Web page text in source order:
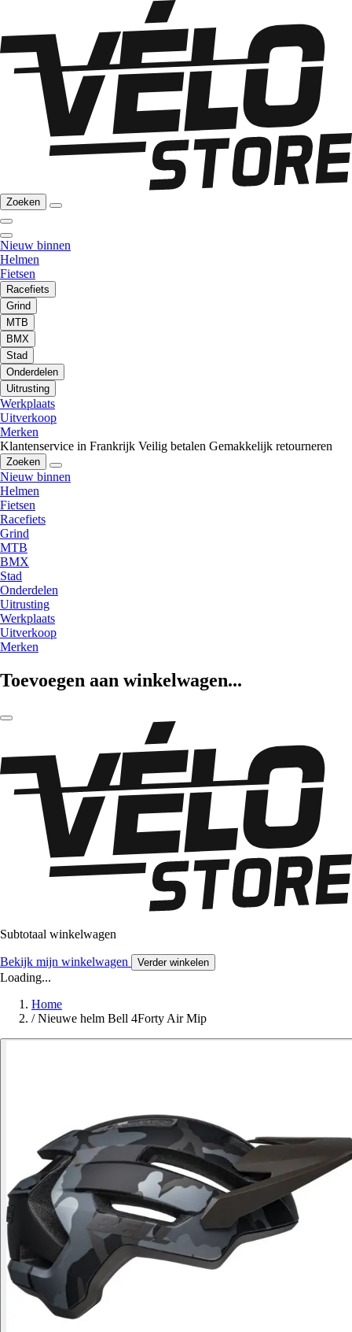
Zoeken
Nieuw binnen
Helmen
Fietsen
Racefiets
Grind
MTB
BMX
Stad
Onderdelen
Uitrusting
Werkplaats
Uitverkoop
Merken
Klantenservice in Frankrijk Veilig betalen Gemakkelijk retourneren
Zoeken
Nieuw binnen
Helmen
Fietsen
Racefiets
Grind
MTB
BMX
Stad
Onderdelen
Uitrusting
Werkplaats
Uitverkoop
Merken
Toevoegen aan winkelwagen...
Subtotaal winkelwagen
Bekijk mijn winkelwagen Verder winkelen
Loading...
Home
/ Nieuwe helm Bell 4Forty Air Mip